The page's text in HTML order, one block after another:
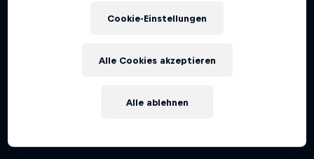
The Red Bull Flying Bulls bring a special
Cookie-Einstellungen
Alle ablehnen
Alle Cookies akzeptieren